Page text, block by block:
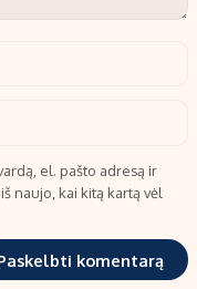
el. pašto adresą ir
naujo, kai kitą kartą vėl